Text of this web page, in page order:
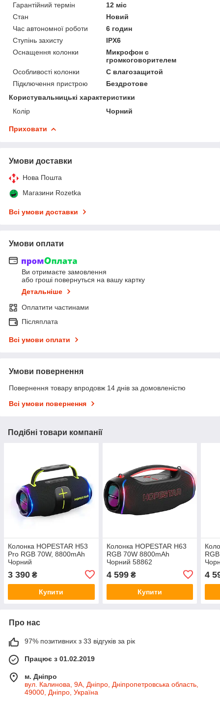
Гарантійний термін
12 міс
Стан
Новий
Час автономної роботи
6 годин
Ступінь захисту
IPX6
Оснащення колонки
Микрофон с
громкоговорителем
Особливості колонки
С влагозащитой
Підключення пристрою
Бездротове
Користувальницькі характеристики
Колір
Чорний
Приховати
Умови доставки
Нова Пошта
Магазини Rozetka
Всі умови доставки
Умови оплати
Ви отримаєте замовлення
або гроші повернуться на вашу картку
Детальніше
Оплатити частинами
Післяплата
Всі умови оплати
Умови повернення
Повернення товару впродовж 14 днів за домовленістю
Всі умови повернення
Подібні товари компанії
Колонка HOPESTAR H53
Pro RGB 70W, 8800mAh
Чорний
3 390 ₴
Купити
Колонка HOPESTAR H63
RGB 70W 8800mAh
Чорний 58862
4 599₴
Купити
4
Про нас
97% позитивних з 33 відгуків за рік
Працює з 01.02.2019
м. Дніпро
вул. Калинова, 9А, Дніпро, Дніпропетровська область,
49000, Дніпро, Україна